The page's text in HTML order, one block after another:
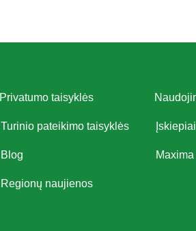
Privatumo taisyklės
Turinio pateikimo taisyklės Įskiepiai
Blog
Regionų naujienos